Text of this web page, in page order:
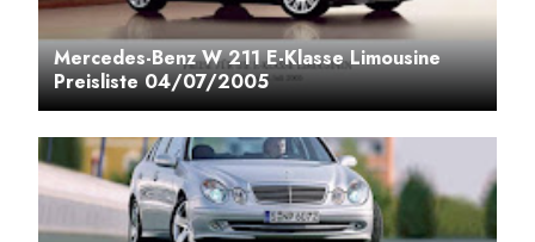
Mercedes-Benz W 211 E-Klasse Limousine
Preisliste 04/07/2005